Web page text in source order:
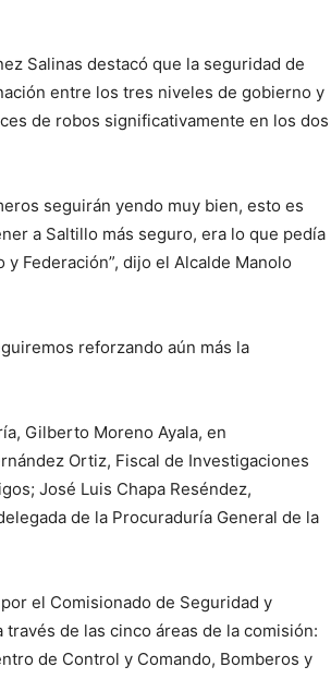
Salinas destacó que la seguridad de
entre los tres niveles de gobierno y
de robos significativamente en los dos
seguirán yendo muy bien, esto es
a Saltillo más seguro, era lo que pedía
Federación”, dijo el Alcalde Manolo
reforzando aún más la
Gilberto Moreno Ayala, en
Ortiz, Fiscal de Investigaciones
José Luis Chapa Reséndez,
de la Procuraduría General de la
el Comisionado de Seguridad y
de las cinco áreas de la comisión:
de Control y Comando, Bomberos y